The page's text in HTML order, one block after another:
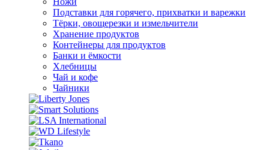
Подставки для горячего, прихватки и варежки
Тёрки, овощерезки и измельчители
Хранение продуктов
Контейнеры для продуктов
Банки и ёмкости
Хлебницы
Чай и кофе
Чайники